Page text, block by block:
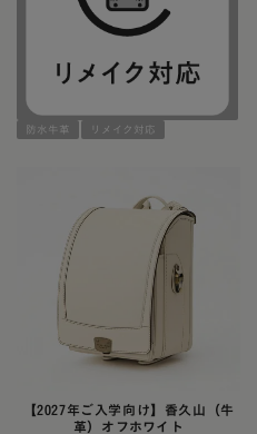
防水牛革 リメイク対応
【2027年ご入学向け】香久山（牛
革）オフホワイト